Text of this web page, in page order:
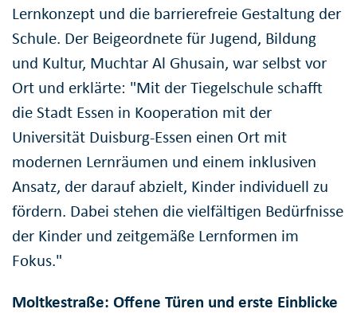
Lernkonzept und die barrierefreie Gestaltung der
Schule. Der Beigeordnete für Jugend, Bildung
und Kultur, Muchtar Al Ghusain, war selbst vor
Ort und erklärte: "Mit der Tiegelschule schafft
die Stadt Essen in Kooperation mit der
Universität Duisburg-Essen einen Ort mit
modernen Lernräumen und einem inklusiven
Ansatz, der darauf abzielt, Kinder individuell zu
fördern. Dabei stehen die vielfältigen Bedürfnisse
der Kinder und zeitgemäße Lernformen im
Fokus."
Moltkestraße: Offene Türen und erste Einblicke